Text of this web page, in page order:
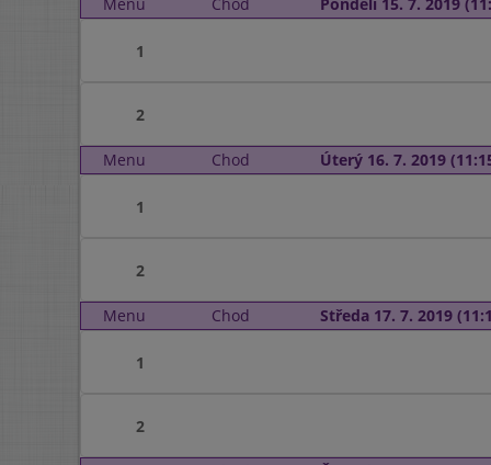
1
2
Menu Chod Úterý 16. 7. 2019
1
2
Menu Chod Středa 17. 7. 2019
1
2